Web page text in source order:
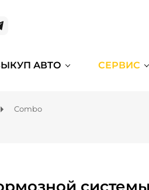
АВТО СЕРВИС
Combo